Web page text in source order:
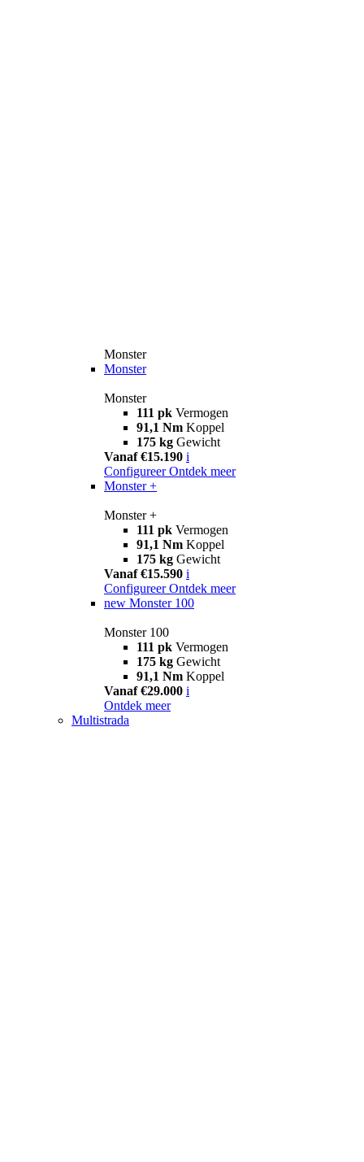
Monster
Monster
Monster
111 pk Vermogen
91,1 Nm Koppel
175 kg Gewicht
Vanaf €15.190 i
Configureer Ontdek meer
Monster +
Monster +
111 pk Vermogen
91,1 Nm Koppel
175 kg Gewicht
Vanaf €15.590 i
Configureer Ontdek meer
new Monster 100
Monster 100
111 pk Vermogen
175 kg Gewicht
91,1 Nm Koppel
Vanaf €29.000 i
Ontdek meer
Multistrada